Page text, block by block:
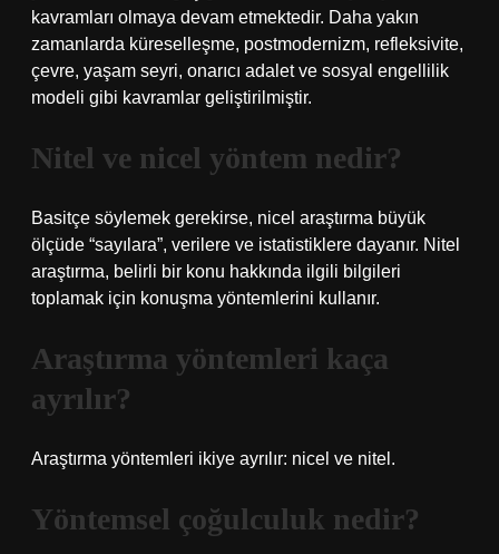
kavramları olmaya devam etmektedir. Daha yakın
zamanlarda küreselleşme, postmodernizm, refleksivite,
çevre, yaşam seyri, onarıcı adalet ve sosyal engellilik
modeli gibi kavramlar geliştirilmiştir.
Nitel ve nicel yöntem nedir?
Basitçe söylemek gerekirse, nicel araştırma büyük
ölçüde “sayılara”, verilere ve istatistiklere dayanır. Nitel
araştırma, belirli bir konu hakkında ilgili bilgileri
toplamak için konuşma yöntemlerini kullanır.
Araştırma yöntemleri kaça
ayrılır?
Araştırma yöntemleri ikiye ayrılır: nicel ve nitel.
Yöntemsel çoğulculuk nedir?